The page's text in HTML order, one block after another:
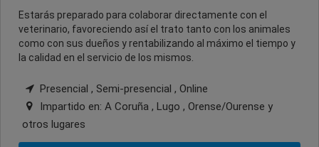
Estarás preparado para colaborar directamente con el
veterinario, favoreciendo así el trato tanto con los animales
como con sus dueños y rentabilizando al máximo el tiempo y
la calidad en el servicio de los mismos.
Presencial , Semi-presencial , Online
Impartido en: A Coruña , Lugo , Orense/Ourense y
otros lugares